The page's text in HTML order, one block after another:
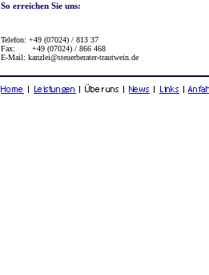
Telefon: +49 (07024) / 813 37
Fax: +49 (07024) / 866 468
E-Mail: kanzlei@steuerberater-trautwein.de
So erreichen Sie uns: